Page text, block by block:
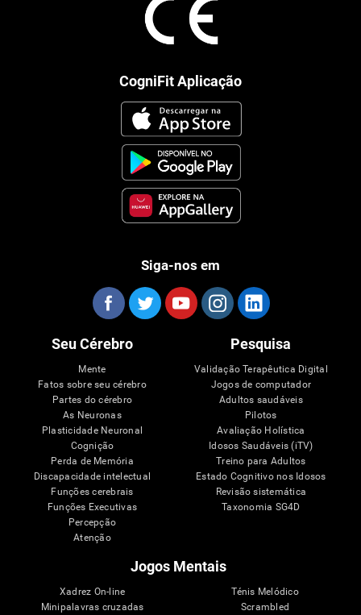
CogniFit Aplicação
Siga-nos em
Seu Cérebro
Mente
Fatos sobre seu cérebro
Partes do cérebro
As Neuronas
Plasticidade Neuronal
Cognição
Perda de Memória
Discapacidade intelectual
Funções cerebrais
Funções Executivas
Percepção
Atenção
Pesquisa
Validação Terapêutica Digital
Jogos de computador
Adultos saudáveis
Pilotos
Avaliação Holística
Idosos Saudáveis (iTV)
Treino para Adultos
Estado Cognitivo nos Idosos
Revisão sistemática
Taxonomia SG4D
Jogos Mentais
Xadrez On-line
Minipalavras cruzadas
Ténis Melódico
Scrambled